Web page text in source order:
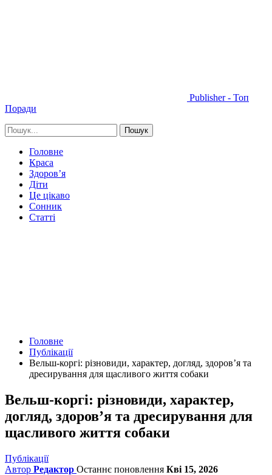
Publisher - Топ
Поради
Головне
Краса
Здоров’я
Діти
Це цікаво
Сонник
Статті
Головне
Публікації
Вельш-коргі: різновиди, характер, догляд, здоров’я та
дресирування для щасливого життя собаки
Вельш-коргі: різновиди, характер,
догляд, здоров’я та дресирування для
щасливого життя собаки
Публікації
Автор Редактор Останнє поновлення Кві 15, 2026